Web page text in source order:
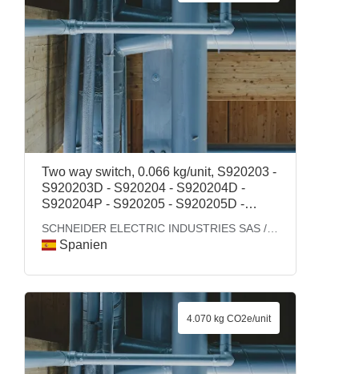
Two way switch, 0.066 kg/unit, S920203 -
S920203D - S920204 - S920204D -
S920204P - S920205 - S920205D -
S920213D - S920214 - S920214D -
S920214P - S920221D - S920222D -
S920263 - S920263D - S920273 -
S920273D - S920530 - S920531 -
S925204 - S925214 - S925263 -
S929200 - S929201 - S929210 -
S929211 - S929221 - S929222 -
SCHNEIDER ELECTRIC INDUSTRIES SAS /
SCHNEIDER ELECTRIC - ENERGY
Spanien
4.070 kg CO2e/unit